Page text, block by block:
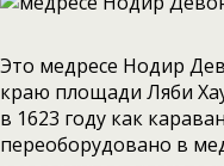
Это медресе Нодир
краю площади Ляби
в 1623 году как
переоборудовано в